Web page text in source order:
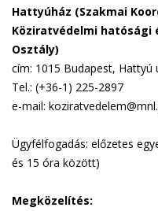
Hattyúház (Szakmai
Köziratvédelmi
Osztály)
cím: 1015 Budapest, Hattyú
Tel.: (+36-1) 225-2897
e-mail:
Ügyfélfogadás: előzetes
és 15 óra között)
Megközelítés: